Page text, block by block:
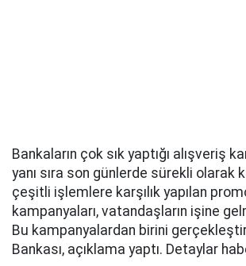
Bankaların çok sık yaptığı alışveriş
yanı sıra son günlerde sürekli olarak
çeşitli işlemlere karşılık yapılan
kampanyaları, vatandaşların işine
Bu kampanyalardan birini
Bankası, açıklama yaptı. Detaylar